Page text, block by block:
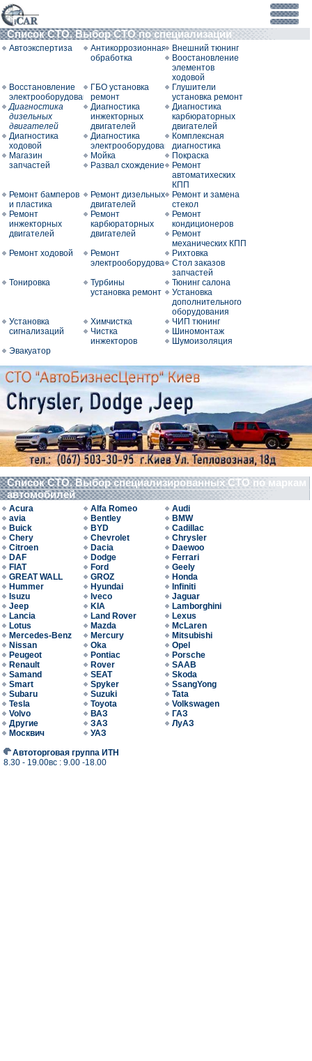
Список СТО. Выбор СТО по специализации
Автоэкспертиза
Антикоррозионная
обработка
Внешний тюнинг
Воостановление
элементов
ходовой
Восстановление
электрооборудования
ГБО установка
ремонт
Глушители
установка ремонт
Диагностика
дизельных
двигателей
Диагностика
инжекторных
двигателей
Диагностика
карбюраторных
двигателей
Диагностика
ходовой
Диагностика
электрооборудования
Комплексная
диагностика
Магазин
запчастей
Мойка
Покраска
Развал схождение
Ремонт
автоматихеских
КПП
Ремонт бамперов
и пластика
Ремонт дизельных
двигателей
Ремонт и замена
стекол
Ремонт
инжекторных
двигателей
Ремонт
карбюраторных
двигателей
Ремонт
кондиционеров
Ремонт
механических КПП
Ремонт ходовой
Ремонт
электрооборудования
Рихтовка
Стол заказов
запчастей
Тонировка
Турбины
установка ремонт
Тюнинг салона
Установка
дополнительного
оборудования
Установка
сигнализаций
Химчистка
ЧИП тюнинг
Чистка
инжекторов
Шиномонтаж
Шумоизоляция
Эвакуатор
Список СТО. Выбор специализированных СТО по маркам
автомобилей
Acura Alfa Romeo
Audi
avia
Bentley
BMW
Buick
BYD
Cadillac
Chery
Chevrolet
Chrysler
Citroen
Dacia
Daewoo
DAF
Dodge
Ferrari
FIAT
Ford
Geely
GREAT WALL
GROZ
Honda
Hummer
Hyundai
Infiniti
Isuzu
Iveco
Jaguar
Jeep
KIA
Lamborghini
Lancia
Land Rover
Lexus
Lotus
Mazda
McLaren
Mercedes-Benz
Mercury
Mitsubishi
Nissan
Oka
Opel
Peugeot
Pontiac
Porsche
Renault
Rover
SAAB
Samand
SEAT
Skoda
Smart
Spyker
SsangYong
Subaru
Suzuki
Tata
Tesla
Toyota
Volkswagen
Volvo
ВАЗ
ГАЗ
Другие
ЗАЗ
ЛуАЗ
Москвич
УАЗ
Автоторговая группа ИТН
8.30 - 19.00вс : 9.00 -18.00